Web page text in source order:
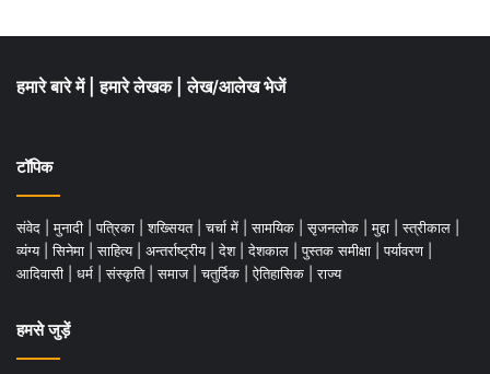
हमारे बारे में हमारे लेखक लेख/आलेख भेजें
टॉपिक
संवेद मुनादी पत्रिका शख्सियत चर्चा में सामयिक सृजनलोक मुद्दा स्त्रीकाल
व्यंग्य
सिनेमा साहित्य अन्तर्राष्ट्रीय देश देशकाल पुस्तक समीक्षा पर्यावरण
आदिवासी
धर्म संस्कृति समाज चतुर्दिक ऐतिहासिक राज्य
हमसे जुड़ें